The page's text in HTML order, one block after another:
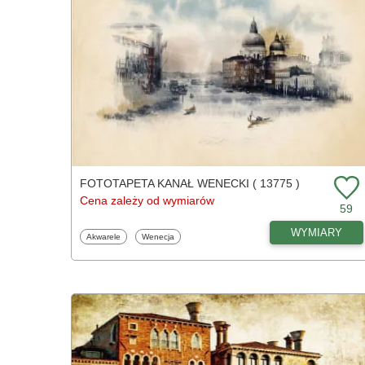
FOTOTAPETA KANAŁ WENECKI ( 13775 )
Cena zależy od wymiarów
59
Fototapety
Akwarele Fototapety
Wenecja WYMIARY